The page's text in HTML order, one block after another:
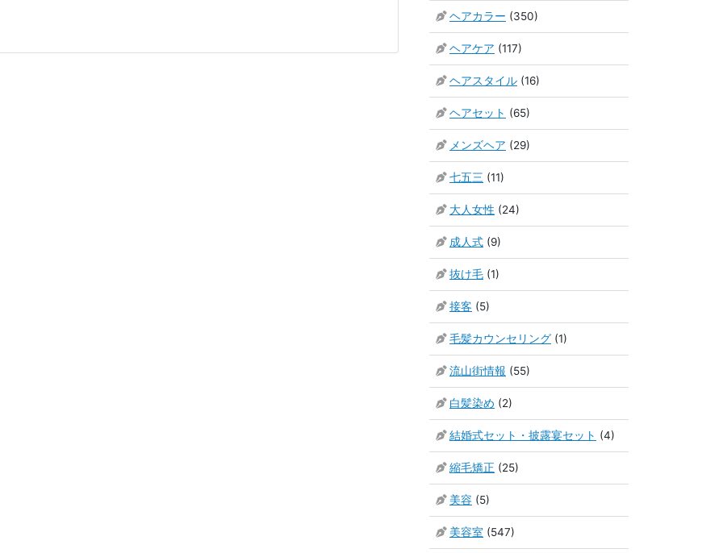
ヘアカラー (350)
ヘアケア (117)
ヘアスタイル (16)
ヘアセット (65)
メンズヘア (29)
七五三 (11)
大人女性 (24)
成人式 (9)
抜け毛 (1)
接客 (5)
毛髪カウンセリング (1)
流山街情報 (55)
白髪染め (2)
結婚式セット・披露宴セット (4)
縮毛矯正 (25)
美容 (5)
美容室 (547)